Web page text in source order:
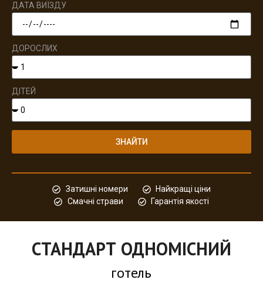
ДАТА ВИЇЗДУ
ДОРОСЛИХ
ДІТЕЙ
ЗНАЙТИ
Затишні номери
Найкращі ціни
Смачні страви
Гарантія якості
СТАНДАРТ ОДНОМІСНИЙ
готель